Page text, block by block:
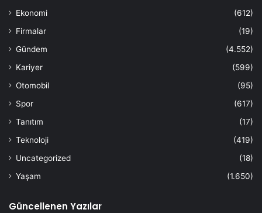
Ekonomi
(612)
Firmalar
(19)
Gündem
(4.552)
Kariyer
(599)
Otomobil
(95)
Spor
(617)
Tanıtım
(17)
Teknoloji
(419)
Uncategorized
(18)
Yaşam
(1.650)
Güncellenen Yazılar